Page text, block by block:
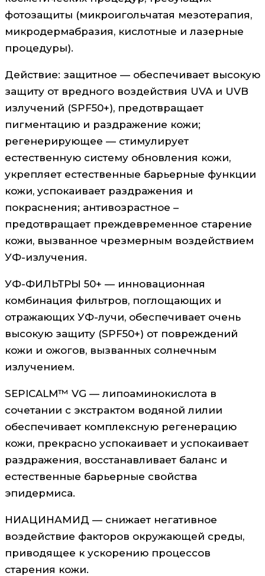
фотозащиты (микроигольчатая мезотерапия,
микродермабразия, кислотные и лазерные
процедуры).
Действие: защитное — обеспечивает высокую
защиту от вредного воздействия UVA и UVB
излучений (SPF50+), предотвращает
пигментацию и раздражение кожи;
регенерирующее — стимулирует
естественную систему обновления кожи,
укрепляет естественные барьерные функции
кожи, успокаивает раздражения и
покраснения; антивозрастное –
предотвращает преждевременное старение
кожи, вызванное чрезмерным воздействием
УФ-излучения.
УФ-ФИЛЬТРЫ 50+ — инновационная
комбинация фильтров, поглощающих и
отражающих УФ-лучи, обеспечивает очень
высокую защиту (SPF50+) от повреждений
кожи и ожогов, вызванных солнечным
излучением.
SEPICALM™ VG — липоаминокислота в
сочетании с экстрактом водяной лилии
обеспечивает комплексную регенерацию
кожи, прекрасно успокаивает и успокаивает
раздражения, восстанавливает баланс и
естественные барьерные свойства
эпидермиса.
НИАЦИНАМИД — снижает негативное
воздействие факторов окружающей среды,
приводящее к ускорению процессов
старения кожи.